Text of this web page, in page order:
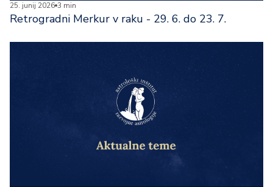
25. junij 2026 3 min
Retrogradni Merkur v raku - 29. 6. do 23. 7.